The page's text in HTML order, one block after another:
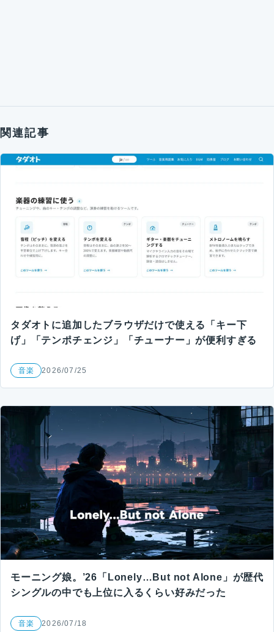
関連記事
タダオトに追加したブラウザだけで使える「キー下
げ」「テンポチェンジ」「チューナー」が便利すぎる
音楽 2026/07/25
モーニング娘。’26「Lonely…But not Alone」が歴代
シングルの中でも上位に入るくらい好みだった
音楽 2026/07/18